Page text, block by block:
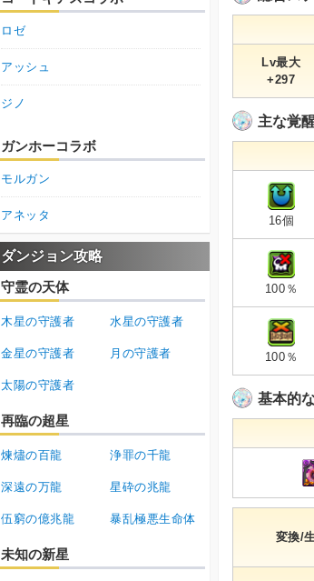
Lv最大
+297
主な覚
16個
100％
100％
基本的
変換/
ロゼ
アッシュ
ジノ
ガンホーコラボ
モルガン
アネッタ
ダンジョン攻略
守霊の天体
木星の守護者 水星の守護者
金星の守護者 月の守護者
太陽の守護者
再臨の超星
煉燼の百龍 浄罪の千龍
深遠の万龍 星砕の兆龍
伍窮の億兆龍 暴乱極悪生命体
未知の新星